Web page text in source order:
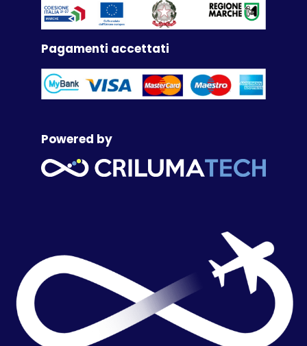
Pagamenti accettati
Powered by